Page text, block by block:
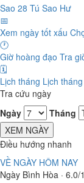
Sao 28 Tú Sao Hư
📅
Xem ngày tốt xấu
🕐
Giờ hoàng đạo Tra
🗓️
Lịch tháng Lịch
Tra cứu ngày
Ngày
Tháng
XEM NGÀY
Điều hướng nhanh
VỀ NGÀY HÔM NAY
Ngày Bình Hòa · 6.0/